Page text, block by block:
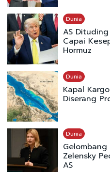
Dunia
AS
Capai
Hormuz
Dunia
Kapal
Diserang
Dunia
Zelensky
AS